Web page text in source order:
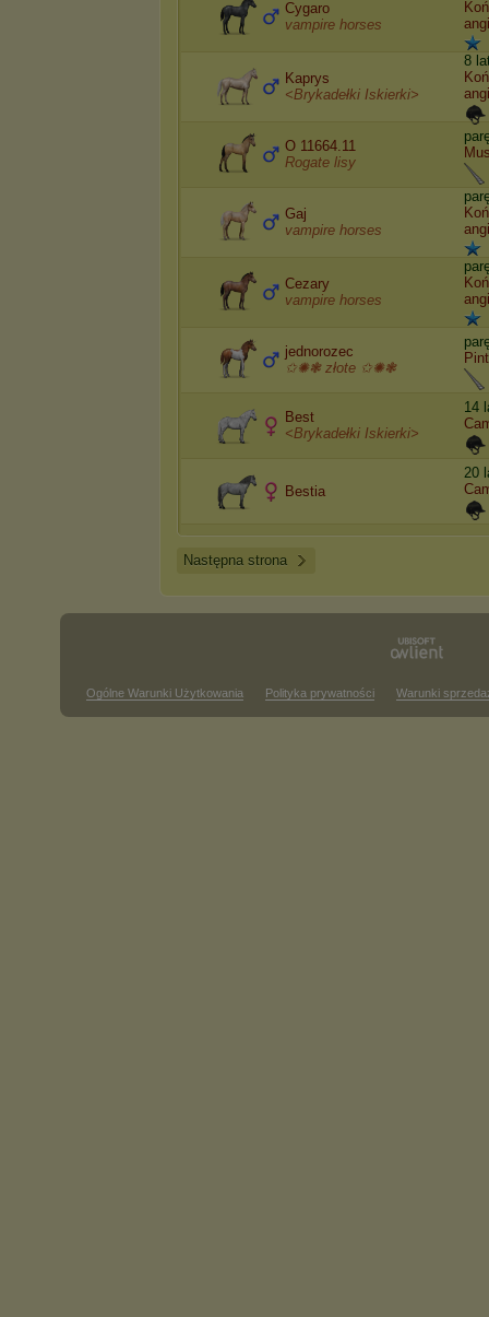
Cygaro
vampire horses
Kaprys
<Brykadełki Iskierki>
8
O 11664.11
Rogate lisy
Gaj
vampire horses
Cezary
vampire horses
jednorozec
✩✺❃ złote ✩✺❃
Best
<Brykadełki Iskierki>
14
Bestia
20
Następna strona
Ogólne Warunki Użytkowania Polityka prywatności Warunki